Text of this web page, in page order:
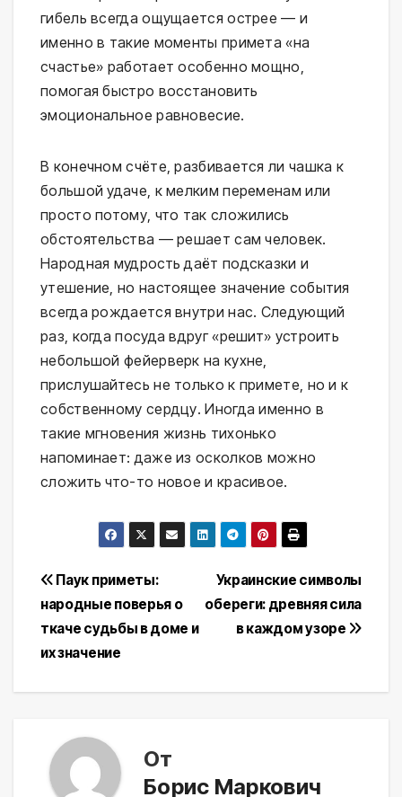
гибель всегда ощущается острее — и
именно в такие моменты примета «на
счастье» работает особенно мощно,
помогая быстро восстановить
эмоциональное равновесие.
В конечном счёте, разбивается ли чашка к
большой удаче, к мелким переменам или
просто потому, что так сложились
обстоятельства — решает сам человек.
Народная мудрость даёт подсказки и
утешение, но настоящее значение события
всегда рождается внутри нас. Следующий
раз, когда посуда вдруг «решит» устроить
небольшой фейерверк на кухне,
прислушайтесь не только к примете, но и к
собственному сердцу. Иногда именно в
такие мгновения жизнь тихонько
напоминает: даже из осколков можно
сложить что-то новое и красивое.
Навигация
по
записям
Украинские символы
обереги: древняя сила
в каждом узоре
Паук приметы:
народные поверья о
ткаче судьбы в доме и
их значение
От
Борис Маркович